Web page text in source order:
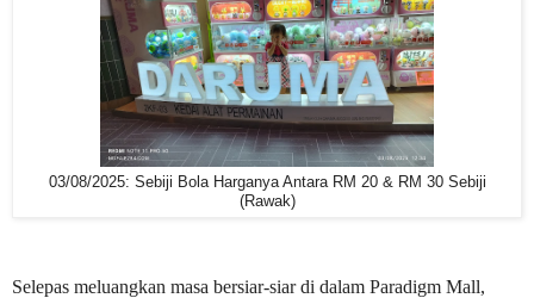
03/08/2025: Sebiji Bola Harganya Antara RM 20 & RM 30 Sebiji
(Rawak)
Selepas meluangkan masa bersiar-siar di dalam Paradigm Mall,